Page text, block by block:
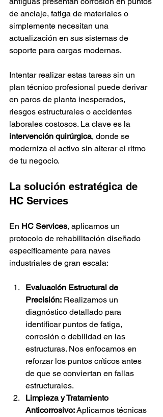
de anclaje, fatiga de materiales o
simplemente necesitan una
actualización en sus sistemas de
soporte para cargas modernas.
Intentar realizar estas tareas sin un
plan técnico profesional puede derivar
en paros de planta inesperados,
riesgos estructurales o accidentes
laborales costosos. La clave es la
intervención quirúrgica, donde se
moderniza el activo sin alterar el ritmo
de tu negocio.
La solución estratégica de
HC Services
En HC Services, aplicamos un
protocolo de rehabilitación diseñado
específicamente para naves
industriales de gran escala:
Evaluación Estructural de
Precisión: Realizamos un
diagnóstico detallado para
identificar puntos de fatiga,
corrosión o debilidad en las
estructuras. Nos enfocamos en
reforzar los puntos críticos antes
de que se conviertan en fallas
estructurales.
Limpieza y Tratamiento
Anticorrosivo: Aplicamos técnicas